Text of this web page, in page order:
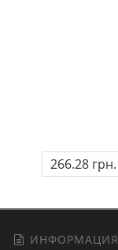
266.28 грн.
ИНФОРМАЦИЯ